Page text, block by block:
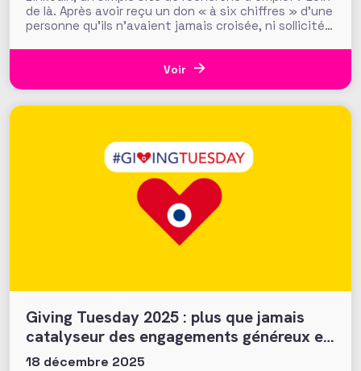
de là. Après avoir reçu un don « à six chiffres » d’une
personne qu’ils n’avaient jamais croisée, ni sollicitée,
Foundation (USA) ont réalisé que ce sont les
recherches en ligne du donateur, et notamment
Voir
Giving Tuesday 2025 : plus que jamais
catalyseur des engagements généreux et
collectifs ?
18 décembre 2025